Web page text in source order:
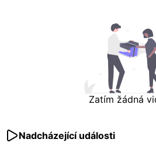
Zatím žádná
Nadcházející události